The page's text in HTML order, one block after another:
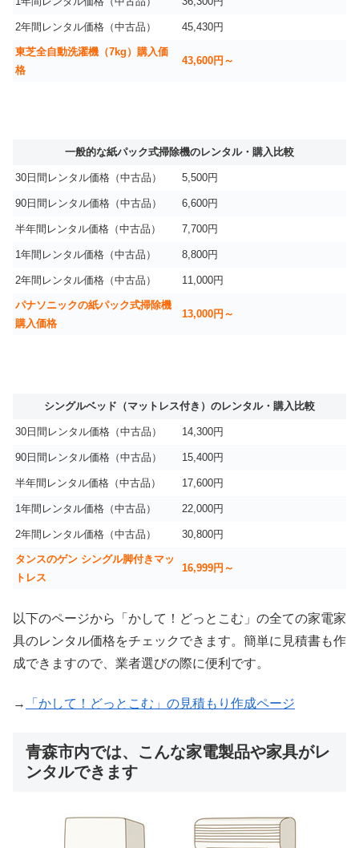
2年間レンタル価格（中古品） 45,430円
東芝全自動洗濯機（7kg）購入価
格
43,600円～
一般的な紙パック式掃除機のレンタル・購入比較
30日間レンタル価格（中古品） 5,500円
90日間レンタル価格（中古品） 6,600円
半年間レンタル価格（中古品） 7,700円
1年間レンタル価格（中古品） 8,800円
2年間レンタル価格（中古品） 11,000円
パナソニックの紙パック式掃除機
購入価格
13,000円～
シングルベッド（マットレス付き）のレンタル・購入比較
30日間レンタル価格（中古品） 14,300円
90日間レンタル価格（中古品） 15,400円
半年間レンタル価格（中古品） 17,600円
1年間レンタル価格（中古品） 22,000円
2年間レンタル価格（中古品） 30,800円
タンスのゲン シングル脚付きマッ
トレス
16,999円～
以下のページから「かして！どっとこむ」の全ての家電家
具のレンタル価格をチェックできます。簡単に見積書も作
成できますので、業者選びの際に便利です。
→ 「かして！どっとこむ」の見積もり作成ページ
青森市内では、こんな家電製品や家具がレ
ンタルできます